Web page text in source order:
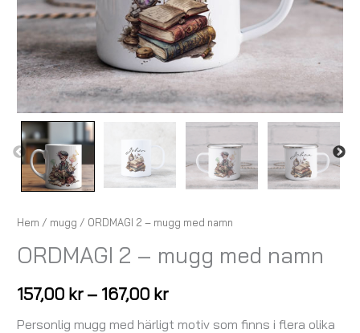
Hem / mugg / ORDMAGI 2 – mugg med namn
ORDMAGI 2 – mugg med namn
157,00 kr – 167,00 kr
Personlig mugg med härligt motiv som finns i flera olika